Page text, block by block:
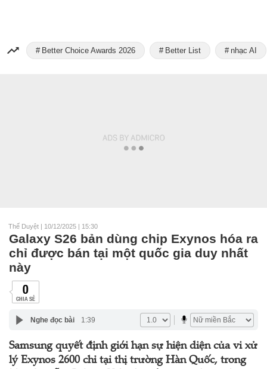
Better Choice Awards 2026 Better List nhạc AI
Thế Duyệt | 10/12/2025 | 15:30
Galaxy S26 bản dùng chip Exynos hóa ra
chỉ được bán tại một quốc gia duy nhất
này
0
CHIA SẺ
Nghe đọc bài 1:39
Samsung quyết định giới hạn sự hiện diện của vi xử
lý Exynos 2600 chỉ tại thị trường Hàn Quốc, trong